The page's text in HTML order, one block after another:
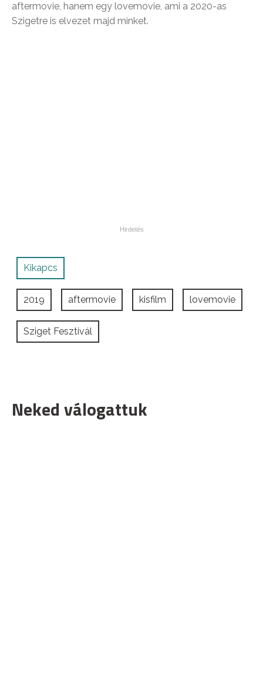
aftermovie, hanem egy lovemovie, ami a 2020-as
Szigetre is elvezet majd minket.
Kikapcs
2019 aftermovie kisfilm lovemovie
Sziget Fesztivál
Neked válogattuk